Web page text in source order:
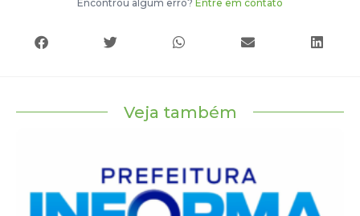
Encontrou algum erro? Entre em contato
Veja também